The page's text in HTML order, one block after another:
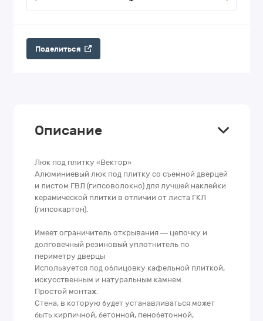
Поделиться
Описание
Люк под плитку «Вектор»
Алюминиевый люк под плитку со съемной дверцей
и листом ГВЛ (гипсоволокно) для лучшей наклейки
керамической плитки в отличии от листа ГКЛ
(гипсокартон).
Имеет ограничитель открывания — цепочку и
долговечный резиновый уплотнитель по
периметру дверцы
Используется под облицовку кафельной плиткой,
искусственным и натуральным камнем.
Простой монтаж.
Стена, в которую будет устанавливаться может
быть кирпичной, бетонной, пенобетонной,